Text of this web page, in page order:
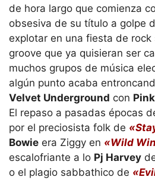
de hora largo que comienza
obsesiva de su título a golpe
explotar en una fiesta de
groove que ya quisieran ser
muchos grupos de música
algún punto acaba
Velvet Underground con
El repaso a pasadas épocas
por el preciosista folk de
Bowie era Ziggy en «Wild
escalofriante a lo Pj Harvey
o el plagio sabbathico de